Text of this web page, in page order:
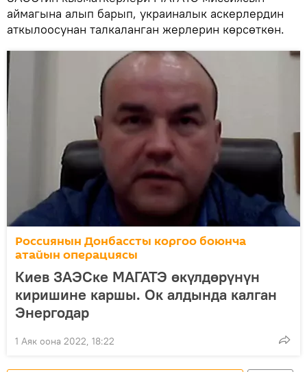
аймагына алып барып, украиналык аскерлердин
аткылоосунан талкаланган жерлерин көрсөткөн.
Россиянын Донбассты коргоо боюнча
атайын операциясы
Киев ЗАЭСке МАГАТЭ өкүлдөрүнүн
киришине каршы. Ок алдында калган
Энергодар
1 Аяк оона 2022, 18:22